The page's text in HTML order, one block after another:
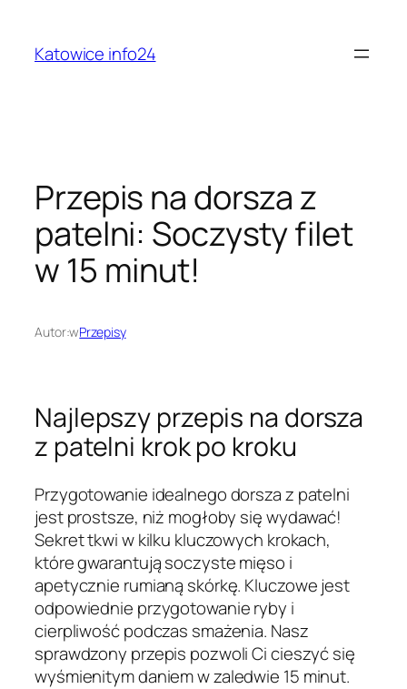
treściKatowice info24
Przepis na dorsza z
patelni: Soczysty filet
w 15 minut!
Autor:wPrzepisy
Najlepszy przepis na dorsza
z patelni krok po kroku
Przygotowanie idealnego dorsza z patelni
jest prostsze, niż mogłoby się wydawać!
Sekret tkwi w kilku kluczowych krokach,
które gwarantują soczyste mięso i
apetycznie rumianą skórkę. Kluczowe jest
odpowiednie przygotowanie ryby i
cierpliwość podczas smażenia. Nasz
sprawdzony przepis pozwoli Ci cieszyć się
wyśmienitym daniem w zaledwie 15 minut.